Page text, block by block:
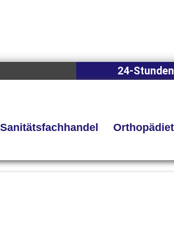
24-
Sanitätsfachhandel